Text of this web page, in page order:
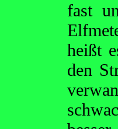
fast
heißt
den